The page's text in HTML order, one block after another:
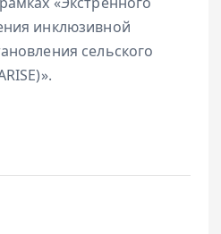
инклюзивной
сельского